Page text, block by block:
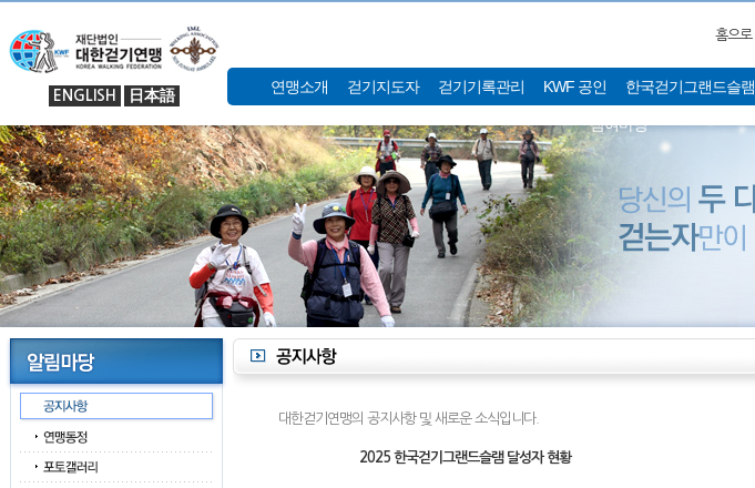
ENGLISH 日本語
홈으로
연맹소개 걷기지도자 걷기기록관리 KWF 공인 한국걷기그랜드슬램
참여마당
대한걷기연맹의 공지사항 및 새로운 소식입니다.
2025 한국걷기그랜드슬램 달성자 현황